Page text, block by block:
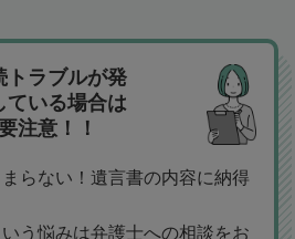
トラブルが発
ている場合は
注意！！
らない！遺言書の内容に納得
う悩みは弁護士への相談をお